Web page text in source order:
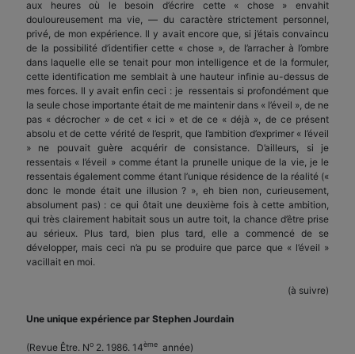
aux heures où le besoin d’écrire cette « chose » envahit
douloureusement ma vie, — du caractère strictement personnel,
privé, de mon expérience. Il y avait encore que, si j’étais convaincu
de la possibilité d’identifier cette « chose », de l’arracher à l’ombre
dans laquelle elle se tenait pour mon intelligence et de la formuler,
cette identification me semblait à une hauteur infinie au-dessus de
mes forces. Il y avait enfin ceci : je ressentais si profondément que
la seule chose importante était de me maintenir dans « l’éveil », de ne
pas « décrocher » de cet « ici » et de ce « déjà », de ce présent
absolu et de cette vérité de l’esprit, que l’ambition d’exprimer « l’éveil
» ne pouvait guère acquérir de consistance. D’ailleurs, si je
ressentais « l’éveil » comme étant la prunelle unique de la vie, je le
ressentais également comme étant l’unique résidence de la réalité («
donc le monde était une illusion ? », eh bien non, curieusement,
absolument pas) : ce qui ôtait une deuxième fois à cette ambition,
qui très clairement habitait sous un autre toit, la chance d’être prise
au sérieux. Plus tard, bien plus tard, elle a commencé de se
développer, mais ceci n’a pu se produire que parce que « l’éveil »
vacillait en moi.
(à suivre)
Une unique expérience par Stephen Jourdain
(Revue Être. No 2. 1986. 14ème année)